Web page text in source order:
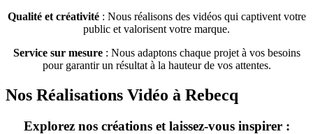
Qualité et créativité: Nous réalisons des vidéos qui captivent votre
public et valorisent votre marque.
Service sur mesure: Nous adaptons chaque projet à vos besoins
pour garantir un résultat à la hauteur de vos attentes.
Nos Réalisations Vidéo à Rebecq
Explorez nos créations et laissez-vous inspirer :